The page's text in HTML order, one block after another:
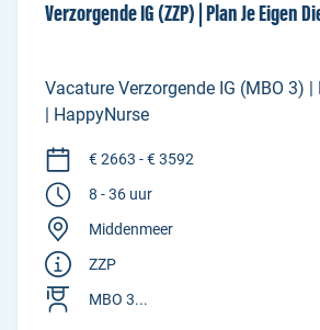
Verzorgende IG (ZZP) | Plan Je Eigen
Vacature Verzorgende IG (MBO 3)
| HappyNurse
€ 2663 - € 3592
8 - 36 uur
Middenmeer
ZZP
MBO 3...